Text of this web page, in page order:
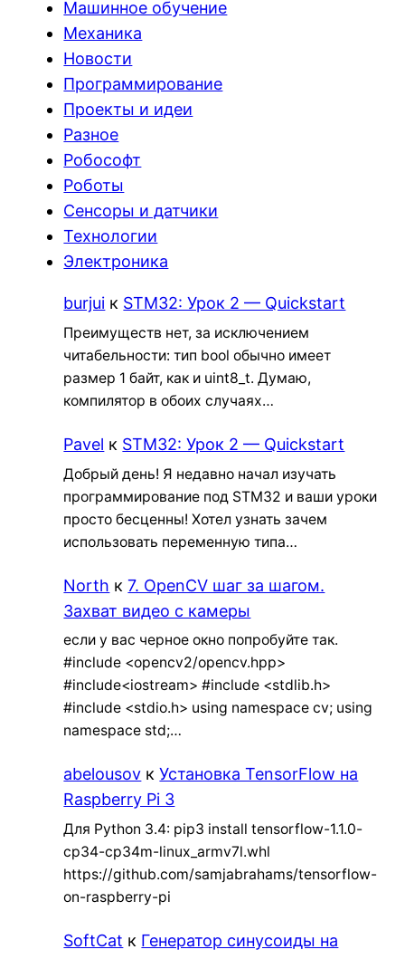
Машинное обучение
Механика
Новости
Программирование
Проекты и идеи
Разное
Робософт
Роботы
Сенсоры и датчики
Технологии
Электроника
burjui к STM32: Урок 2 — Quickstart
Преимуществ нет, за исключением
читабельности: тип bool обычно имеет
размер 1 байт, как и uint8_t. Думаю,
компилятор в обоих случаях…
Pavel к STM32: Урок 2 — Quickstart
Добрый день! Я недавно начал изучать
программирование под STM32 и ваши уроки
просто бесценны! Хотел узнать зачем
использовать переменную типа…
North к7. OpenCV шаг за шагом.
Захват видео с камеры
если у вас черное окно попробуйте так.
#include <opencv2/opencv.hpp>
#include<iostream> #include <stdlib.h>
#include <stdio.h> using namespace cv; using
namespace std;…
abelousov кУстановка TensorFlow на
Raspberry Pi 3
Для Python 3.4: pip3 install tensorflow-1.1.0-
cp34-cp34m-linux_armv7l.whl
https://github.com/samjabrahams/tensorflow-
on-raspberry-pi
SoftCat к Генератор синусоиды на